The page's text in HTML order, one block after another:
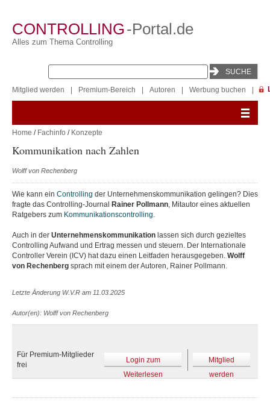
CONTROLLING-Portal.de
Alles zum Thema Controlling
Mitglied werden Premium-Bereich Autoren Werbung buchen
Home / Fachinfo / Konzepte
Kommunikation nach Zahlen
Wolff von Rechenberg
Wie kann ein Controlling der Unternehmenskommunikation gelingen? Dies
fragte das Controlling-Journal Rainer Pollmann, Mitautor eines aktuellen
Ratgebers zum Kommunikationscontrolling.
Auch in der Unternehmenskommunikation lassen sich durch gezieltes
Controlling Aufwand und Ertrag messen und steuern. Der Internationale
Controller Verein (ICV) hat dazu einen Leitfaden herausgegeben. Wolff
von Rechenberg sprach mit einem der Autoren, Rainer Pollmann.
Letzte Änderung W.V.R am 11.03.2025
Autor(en): Wolff von Rechenberg
Für Premium-Mitglieder
frei
Login zum
Weiterlesen
Mitglied
werden